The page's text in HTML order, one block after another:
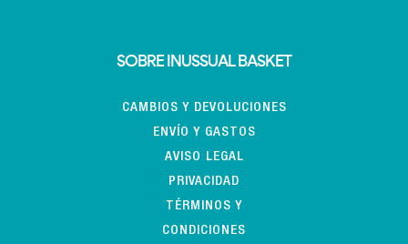
SOBRE INUSSUAL BASKET
CAMBIOS Y DEVOLUCIONES
ENVÍO Y GASTOS
AVISO LEGAL
PRIVACIDAD
TÉRMINOS Y
CONDICIONES